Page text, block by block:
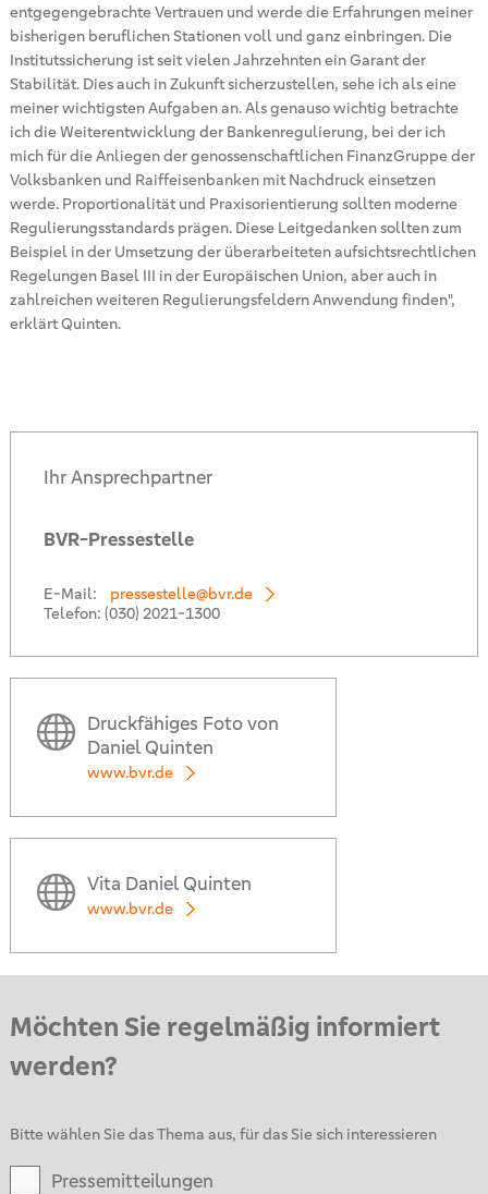
entgegengebrachte Vertrauen und werde die Erfahrungen meiner
bisherigen beruflichen Stationen voll und ganz einbringen. Die
Institutssicherung ist seit vielen Jahrzehnten ein Garant der
Stabilität. Dies auch in Zukunft sicherzustellen, sehe ich als eine
meiner wichtigsten Aufgaben an. Als genauso wichtig betrachte
ich die Weiterentwicklung der Bankenregulierung, bei der ich
mich für die Anliegen der genossenschaftlichen FinanzGruppe der
Volksbanken und Raiffeisenbanken mit Nachdruck einsetzen
werde. Proportionalität und Praxisorientierung sollten moderne
Regulierungsstandards prägen. Diese Leitgedanken sollten zum
Beispiel in der Umsetzung der überarbeiteten aufsichtsrechtlichen
Regelungen Basel III in der Europäischen Union, aber auch in
zahlreichen weiteren Regulierungsfeldern Anwendung finden",
erklärt Quinten.
Ihr Ansprechpartner
BVR-Pressestelle
E-Mail:
pressestelle@bvr.de
Telefon: (030) 2021-1300
Druckfähiges Foto von
Daniel Quinten
www.bvr.de
Vita Daniel Quinten
www.bvr.de
Möchten Sie regelmäßig informiert
werden?
Bitte wählen Sie das Thema aus, für das Sie sich interessieren
Pressemitteilungen